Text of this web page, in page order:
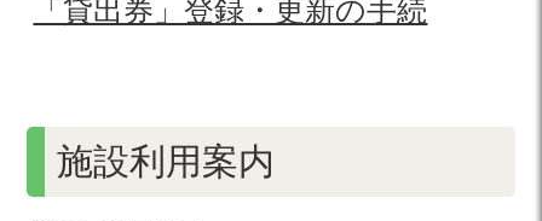
「貸出券」登録・更新の手続
施設利用案内